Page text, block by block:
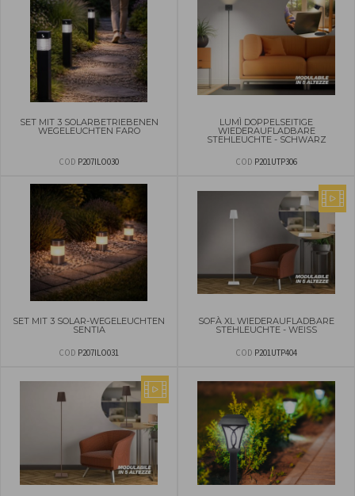
SET MIT 3 SOLARBETRIEBENEN
WEGELEUCHTEN FARO
COD P207ILO030
LUMÌ DOPPELSEITIGE
WIEDERAUFLADBARE
STEHLEUCHTE - SCHWARZ
COD P201UTP306
SET MIT 3 SOLAR-WEGELEUCHTEN
SENTIA
COD P207ILO031
SOFÀ XL WIEDERAUFLADBARE
STEHLEUCHTE - WEISS
COD P201UTP404